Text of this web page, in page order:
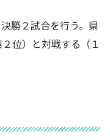
勝２試合を行う。県
位）と対戦する（１